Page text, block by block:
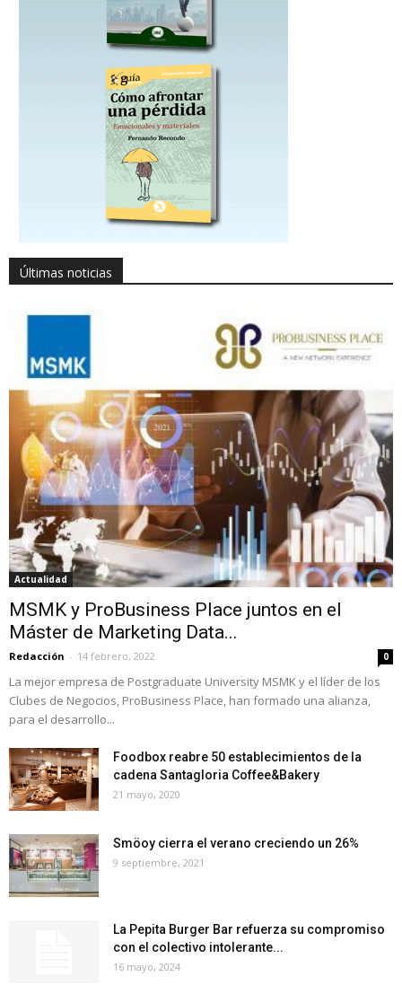
Últimas noticias
Actualidad
MSMK y ProBusiness Place juntos en el
Máster de Marketing Data...
Redacción - 14 febrero, 2022 0
La mejor empresa de Postgraduate University MSMK y el líder de los
Clubes de Negocios, ProBusiness Place, han formado una alianza,
para el desarrollo...
Foodbox reabre 50 establecimientos de la
cadena Santagloria Coffee&Bakery
21 mayo, 2020
Smöoy cierra el verano creciendo un 26%
9 septiembre, 2021
La Pepita Burger Bar refuerza su compromiso
con el colectivo intolerante...
16 mayo, 2024